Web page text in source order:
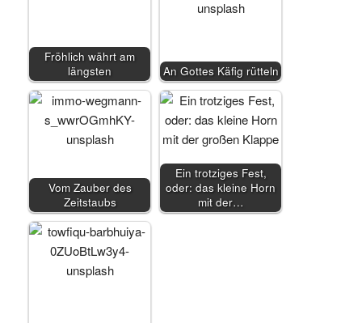
Fröhlich währt am
längsten
An Gottes Käfig rütteln
Vom Zauber des
Zeitstaubs
Ein trotziges Fest,
oder: das kleine Horn
mit der…